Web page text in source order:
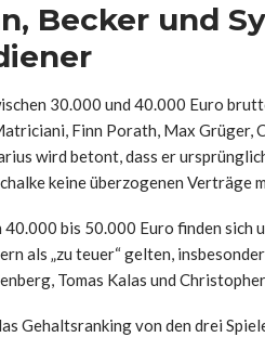
Becker und
30.000 und 40.000 Euro
Finn Porath, Max Grüger,
wird betont, dass er
keine überzogenen Verträge
40.000 bis 50.000 Euro finden sich
als „zu teuer“ gelten,
Tomas Kalas und
Gehaltsranking von den drei